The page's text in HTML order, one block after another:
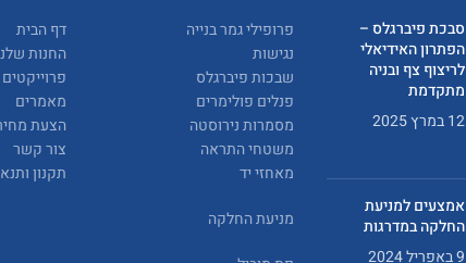
סבכת פיברגלס –
הפתרון האידיאלי
לריצוף צף ובניה
מתקדמת
12 במרץ 2025
אמצעים למניעת
החלקה במדרגות
9 באפריל 2024
פרופילי גמר בנייה
נגישות
שבכות פיברגלס
פנלים פולימרים
מסמרות נירוסטה
משטחי התראה
מאחזי יד
מניעת החלקה
דף הבית
החנות
פרוייקטים
מאמרים
הצעת
צור קשר
תקנון